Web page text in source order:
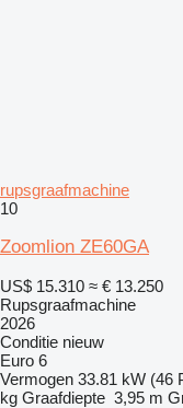
rupsgraafmachine
10
Zoomlion ZE60GA
US$ 15.310 ≈ € 13.250
Rupsgraafmachine
2026
Conditie nieuw
Euro 6
Vermogen 33.81 kW (46
kg Graafdiepte 3,95 m